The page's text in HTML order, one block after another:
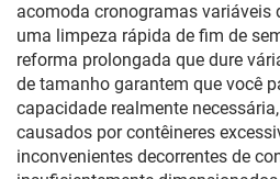
acomoda cronogramas variáveis
uma limpeza rápida de fim de
reforma prolongada que dure
de tamanho garantem que você
capacidade realmente
causados por contêineres
inconvenientes decorrentes de